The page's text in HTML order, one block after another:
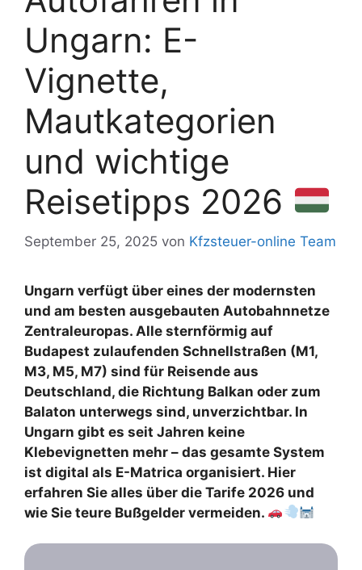
Ungarn: E-
Vignette,
Mautkategorien
und wichtige
Reisetipps 2026
September 25, 2025 von Kfzsteuer-online Team
Ungarn verfügt über eines der modernsten
und am besten ausgebauten Autobahnnetze
Zentraleuropas. Alle sternförmig auf
Budapest zulaufenden Schnellstraßen (M1,
M3, M5, M7) sind für Reisende aus
Deutschland, die Richtung Balkan oder zum
Balaton unterwegs sind, unverzichtbar. In
Ungarn gibt es seit Jahren keine
Klebevignetten mehr – das gesamte System
ist digital als E-Matrica organisiert. Hier
erfahren Sie alles über die Tarife 2026 und
wie Sie teure Bußgelder vermeiden.